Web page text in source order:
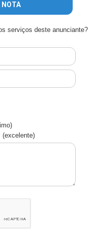
NOTA
serviços deste anunciante?
(excelente)